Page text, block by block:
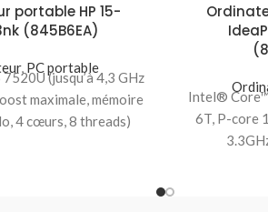
portable HP 15-
(845B6EA)
, PC portable
(jusqu’à 4,3 GHz
maximale, mémoire
4 cœurs, 8 threads)
Intel®
6T, P-core